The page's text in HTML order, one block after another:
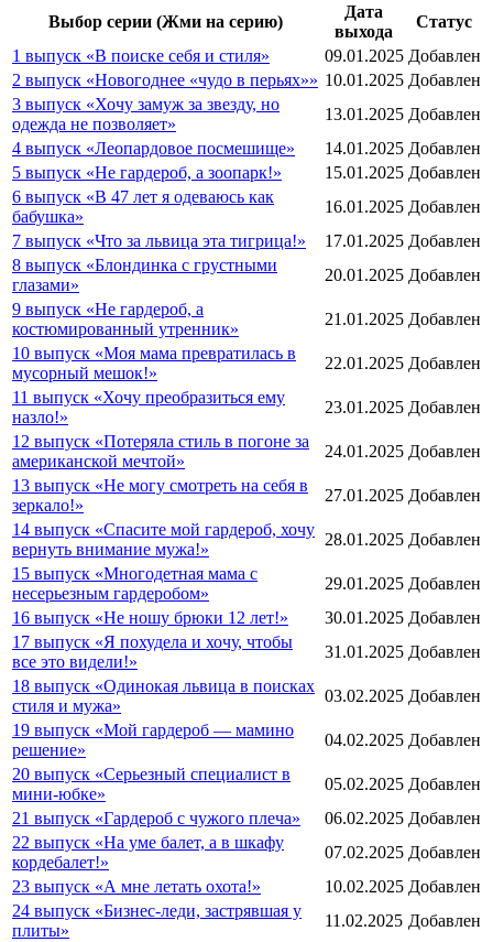
Выбор серии (Жми на серию)
Дата
выхода
Статус
1 выпуск «В поиске себя и стиля»
09.01.2025 Добавлен
2 выпуск «Новогоднее «чудо в перьях»» 10.01.2025 Добавлен
3 выпуск «Хочу замуж за звезду, но
одежда не позволяет»
13.01.2025 Добавлен
4 выпуск «Леопардовое посмешище»
14.01.2025 Добавлен
5 выпуск «Не гардероб, а зоопарк!»
15.01.2025 Добавлен
6 выпуск «В 47 лет я одеваюсь как
бабушка»
16.01.2025 Добавлен
7 выпуск «Что за львица эта тигрица!»
17.01.2025 Добавлен
8 выпуск «Блондинка с грустными
глазами»
20.01.2025 Добавлен
9 выпуск «Не гардероб, а
костюмированный утренник»
21.01.2025 Добавлен
10 выпуск «Моя мама превратилась в
мусорный мешок!»
22.01.2025 Добавлен
11 выпуск «Хочу преобразиться ему
назло!»
23.01.2025 Добавлен
12 выпуск «Потеряла стиль в погоне за
американской мечтой»
24.01.2025 Добавлен
13 выпуск «Не могу смотреть на себя в
зеркало!»
27.01.2025 Добавлен
14 выпуск «Спасите мой гардероб, хочу
вернуть внимание мужа!»
28.01.2025 Добавлен
15 выпуск «Многодетная мама с
несерьезным гардеробом»
29.01.2025 Добавлен
16 выпуск «Не ношу брюки 12 лет!»
30.01.2025 Добавлен
17 выпуск «Я похудела и хочу, чтобы
все это видели!»
31.01.2025 Добавлен
18 выпуск «Одинокая львица в поисках
стиля и мужа»
03.02.2025 Добавлен
19 выпуск «Мой гардероб — мамино
решение»
04.02.2025 Добавлен
20 выпуск «Серьезный специалист в
мини-юбке»
05.02.2025 Добавлен
21 выпуск «Гардероб с чужого плеча»
06.02.2025 Добавлен
22 выпуск «На уме балет, а в шкафу
кордебалет!»
07.02.2025 Добавлен
23 выпуск «А мне летать охота!»
10.02.2025 Добавлен
24 выпуск «Бизнес-леди, застрявшая у
плиты»
11.02.2025 Добавлен